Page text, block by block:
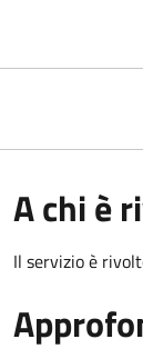
A chi è
Il servizio è